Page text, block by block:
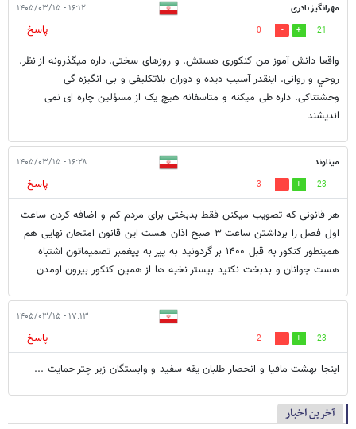
مهرانگیز نادری ۱۶:۱۲ - ۱۴۰۵/۰۳/۱۵
21
0
پاسخ
واقعا دانش آموز من کنکوری هستش. و روزهای سختی. داره میگذرونه از نظر.
روحي و روانی. اینقدر آسيب دیده و دوران بلاتکلیفی و بی انگیزه گی
وحشتناکی. داره طی میکنه و متاسفانه هیچ یک از مسؤلین چاره ای نمی
اندیشند
میناوند ۱۶:۲۸ - ۱۴۰۵/۰۳/۱۵
23
3
پاسخ
هر قانونی که تصویب میکنن فقط بدبختی برای مردم کم و اضافه کردن ساعت
اول فصل را برداشتن ساعت ۳ صبح اذان هست این قانون امتحان نهایی هم
همینطور کنکور به قبل ۱۴۰۰ بر گردونید به پیر به پیغمبر تصمیماتون اشتباه
هست جوانان و بدبخت نکنید بیستر نخبه ها از همین کنکور بیرون اومدن
۱۷:۱۳ - ۱۴۰۵/۰۳/۱۵
23
2
پاسخ
اینجا بهشت مافیا و انحصار طلبان یقه سفید و وابستگان زیر چتر حمایت ...
آخرین اخبار